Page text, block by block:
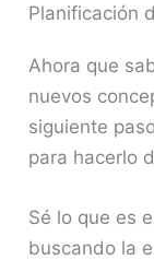
Planificación
Ahora que
nuevos
siguiente
para hacerlo
Sé lo que es
buscando la